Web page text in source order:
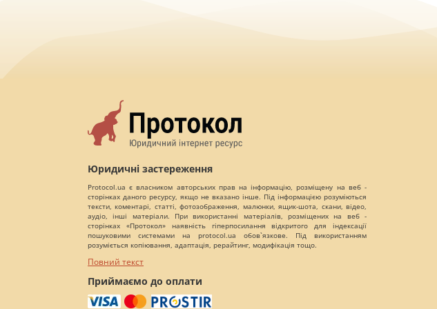
Юридичні застереження
Protocol.ua є власником авторських прав на інформацію, розміщену на веб -
сторінках даного ресурсу, якщо не вказано інше. Під інформацією розуміються
тексти, коментарі, статті, фотозображення, малюнки, ящик-шота, скани, відео,
аудіо, інші матеріали. При використанні матеріалів, розміщених на веб -
сторінках «Протокол» наявність гіперпосилання відкритого для індексації
пошуковими системами на protocol.ua обов`язкове. Під використанням
розуміється копіювання, адаптація, рерайтинг, модифікація тощо.
Повний текст
Приймаємо до оплати